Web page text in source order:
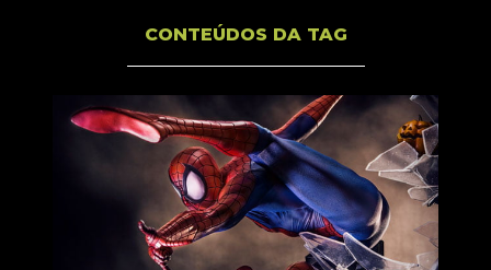
CONTEÚDOS DA TAG